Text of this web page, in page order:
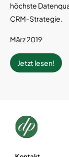
höchste
CRM-Strategie.
März 2019
Jetzt lesen!